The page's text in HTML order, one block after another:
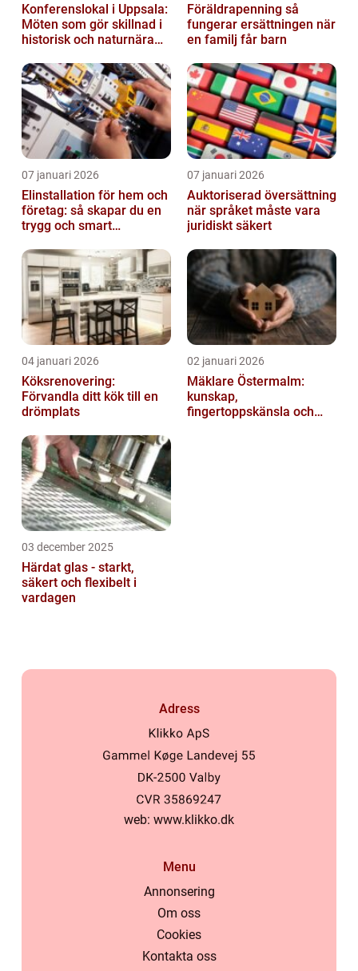
Konferenslokal i Uppsala:
Möten som gör skillnad i
historisk och naturnära
Föräldrapenning så
fungerar ersättningen när
en familj får barn
07 januari 2026
Elinstallation för hem och
företag: så skapar du en
trygg och smart
07 januari 2026
Auktoriserad översättning
när språket måste vara
juridiskt säkert
04 januari 2026
Köksrenovering:
Förvandla ditt kök till en
drömplats
02 januari 2026
Mäklare Östermalm:
kunskap,
fingertoppskänsla och
03 december 2025
Härdat glas - starkt,
säkert och flexibelt i
vardagen
Adress
web: www.klikko.dk
Menu
Annonsering
Om oss
Cookies
Kontakta oss